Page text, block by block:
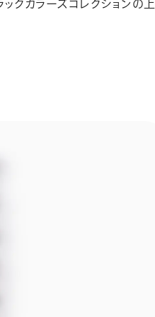
ックカラーズコレクションの上